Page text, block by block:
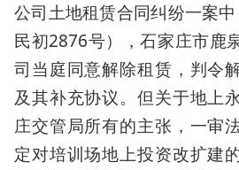
公司土地租赁合同纠纷一案
民初2876号），石家庄市鹿
司当庭同意解除租赁，判令
及其补充协议。但关于地上
庄交管局所有的主张，一审
定对培训场地上投资改扩建